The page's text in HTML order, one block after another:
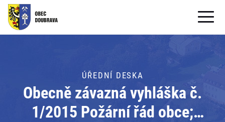
OBECNÍ ÚŘAD
PRO OBČANY
Formuláře ke stažení
ÚŘEDNÍ DESKA
Obecně závazná vyhláška č.
1/2015 Požární řád obce;